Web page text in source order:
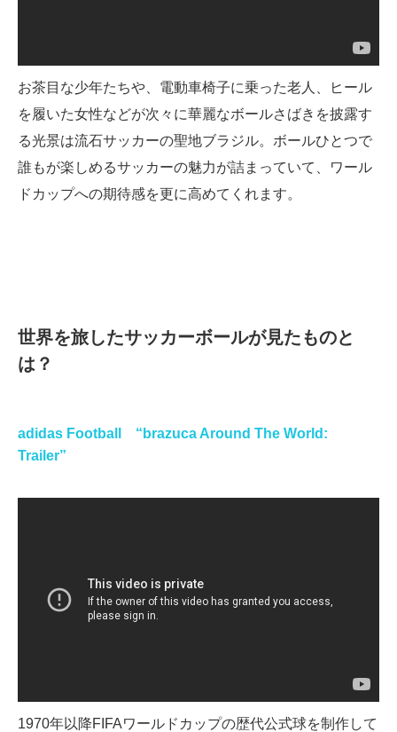
お茶目な少年たちや、電動車椅子に乗った老人、ヒール
を履いた女性などが次々に華麗なボールさばきを披露す
る光景は流石サッカーの聖地ブラジル。ボールひとつで
誰もが楽しめるサッカーの魅力が詰まっていて、ワール
ドカップへの期待感を更に高めてくれます。
世界を旅したサッカーボールが見たものと
は？
adidas Football “brazuca Around The World:
Trailer”
1970年以降FIFAワールドカップの歴代公式球を制作して